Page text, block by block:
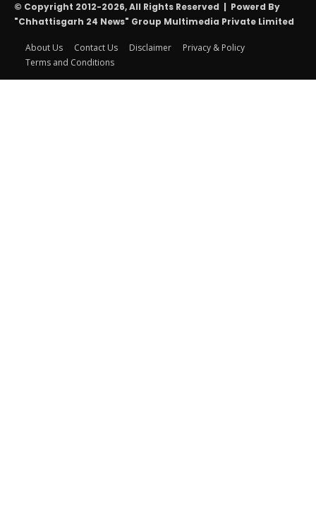
© Copyright 2012-2026, All Rights Reserved | Powerd By
"Chhattisgarh 24 News" Group Multimedia Private Limited
About Us Contact Us Disclaimer
Privacy & Policy
Terms and Conditions